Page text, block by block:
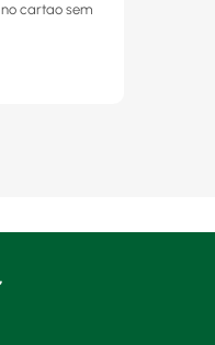
no cartao sem